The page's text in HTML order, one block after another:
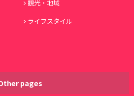
観光・地域
ライフスタイル
pages